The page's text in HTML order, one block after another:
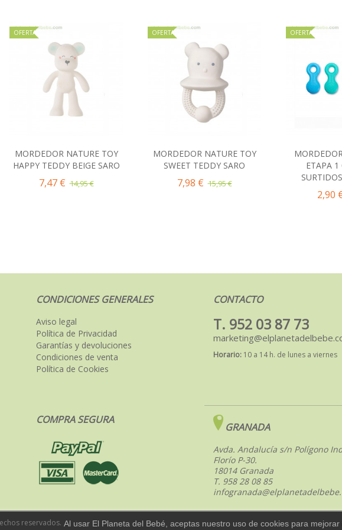
OFERTA
Añadir al carrito
MORDEDOR NATURE TOY
HAPPY TEDDY BEIGE SARO
7,47 € 14,95 €
OFERTA
Añadir al carrito
MORDEDOR NATURE TOY
SWEET TEDDY SARO
7,98 € 15,95 €
OFERTA
ETAPA 1
2,90
CONDICIONES GENERALES
Aviso legal
Política de Privacidad
Garantías y devoluciones
Condiciones de venta
Política de Cookies
CONTACTO
T. 952 03 87 73
Horario: 10 a 14 h. de lunes a viernes
COMPRA SEGURA
GRANADA
Avda. Andalucía s/n Polígono
Florío P-30.
18014 Granada
T. 958 28 08 85
Al usar El Planeta del Bebé, aceptas nuestro uso de cookies para mejorar
reservados.